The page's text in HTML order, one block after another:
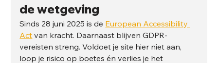
de wetgeving
Sinds 28 juni 2025 is de European Accessibility
Act van kracht. Daarnaast blijven GDPR-
vereisten streng. Voldoet je site hier niet aan,
loop je risico op boetes én verlies je het